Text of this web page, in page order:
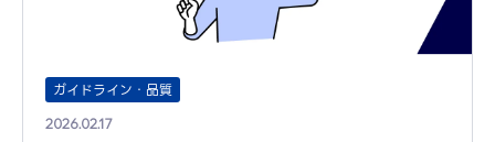
ガイドライン・品質
2026.02.17